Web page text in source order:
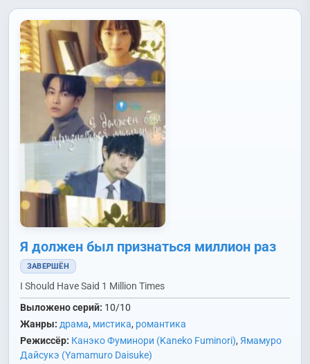
Я должен был признаться миллион раз
ЗАВЕРШЁН
I Should Have Said 1 Million Times
Выложено серий: 10/10
Жанры: драма, мистика, романтика
Режиссёр: Канэко Фуминори (Kaneko Fuminori), Ямамуро
Дайсукэ (Yamamuro Daisuke)